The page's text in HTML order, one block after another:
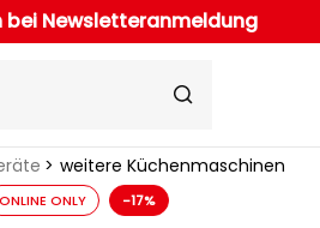
bei Newsletteranmeldung
weitere Küchenmaschinen
ONLINE ONLY -17%